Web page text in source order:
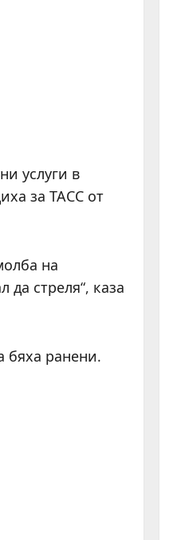
услуги в
за ТАСС от
на
стреля“, каза
бяха ранени.